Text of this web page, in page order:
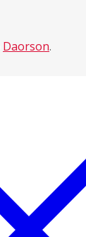
Daorson.